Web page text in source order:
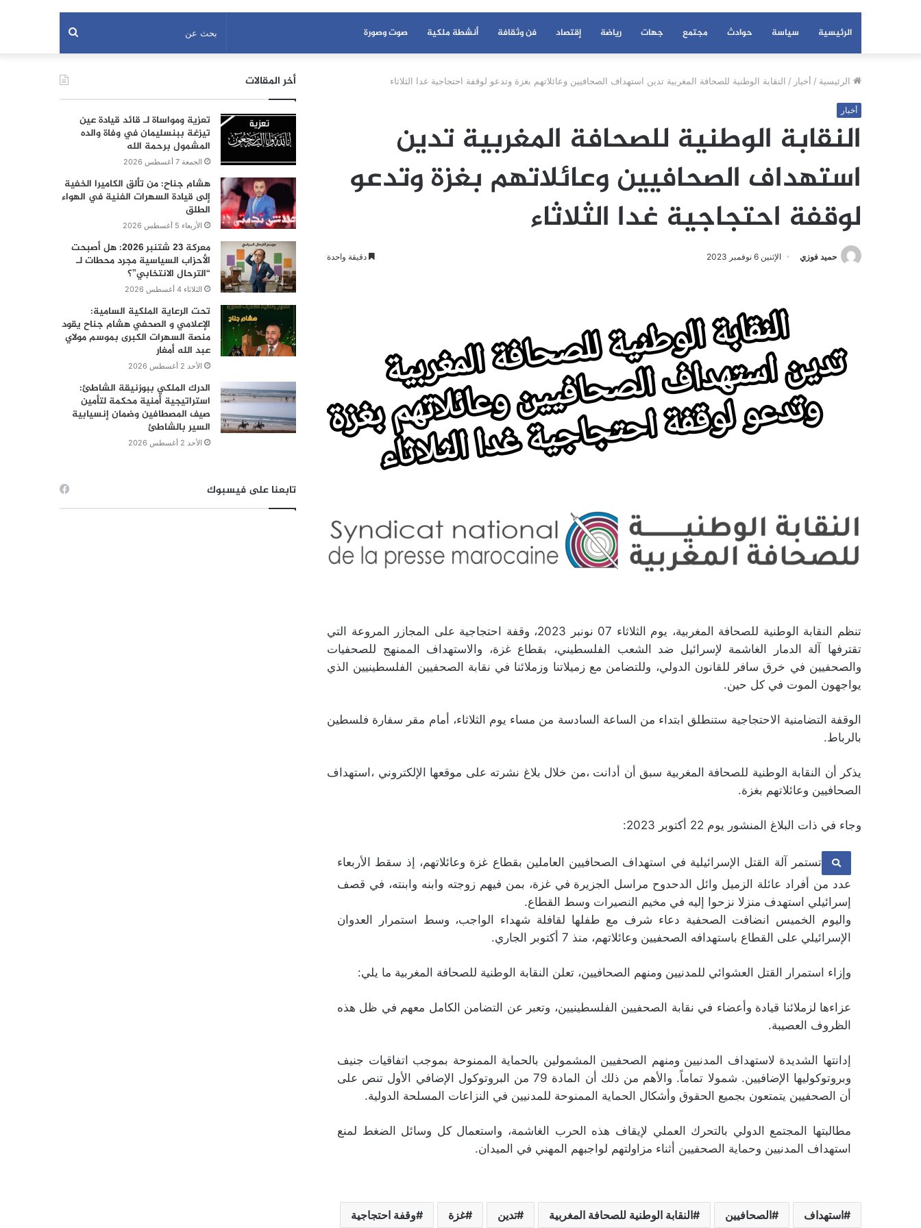
الرئيسية سياسة حوادث مجتمع جهات رياضة إقتصاد فن وثقافة أنشطة ملكية صوت وصورة بحث
عن
الرئيسية / أخبار / النقابة الوطنية للصحافة المغربية تدين استهداف الصحافيين وعائلاتهم بغزة وتدعو لوقفة احتجاجية غدا الثلاثاء
أخبار
النقابة الوطنية للصحافة المغربية تدين
استهداف الصحافيين وعائلاتهم بغزة وتدعو
لوقفة احتجاجية غدا الثلاثاء
حميد فوزي الإثنين 6 نوفمبر 2023 دقيقة واحدة
تنظم النقابة الوطنية للصحافة المغربية، يوم الثلاثاء 07 نونبر 2023، وقفة احتجاجية على المجازر المروعة التي
تقترفها آلة الدمار الغاشمة لإسرائيل ضد الشعب الفلسطيني، بقطاع غزة، والاستهداف الممنهج للصحفيات
والصحفيين في خرق سافر للقانون الدولي، وللتضامن مع زميلاتنا وزملائنا في نقابة الصحفيين الفلسطينيين الذي
يواجهون الموت في كل حين.
الوقفة التضامنية الاحتجاجية ستنطلق ابتداء من الساعة السادسة من مساء يوم الثلاثاء، أمام مقر سفارة فلسطين
بالرباط.
يذكر أن النقابة الوطنية للصحافة المغربية سبق أن أدانت ،من خلال بلاغ نشرته على موقعها الإلكتروني ،استهداف
الصحافيين وعائلاتهم بغزة.
وجاء في ذات البلاغ المنشور يوم 22 أكتوبر 2023:
تستمر آلة القتل الإسرائيلية في استهداف الصحافيين العاملين بقطاع غزة وعائلاتهم، إذ سقط الأربعاء
عدد من أفراد عائلة الزميل وائل الدحدوح مراسل الجزيرة في غزة، بمن فيهم زوجته وابنه وابنته، في قصف
إسرائيلي استهدف منزلا نزحوا إليه في مخيم النصيرات وسط القطاع.
واليوم الخميس انضافت الصحفية دعاء شرف مع طفلها لقافلة شهداء الواجب، وسط استمرار العدوان
الإسرائيلي على القطاع باستهدافه الصحفيين وعائلاتهم، منذ 7 أكتوبر الجاري.
وإزاء استمرار القتل العشوائي للمدنيين ومنهم الصحافيين، تعلن النقابة الوطنية للصحافة المغربية ما يلي:
عزاءها لزملائنا قيادة وأعضاء في نقابة الصحفيين الفلسطينيين، وتعبر عن التضامن الكامل معهم في ظل هذه
الظروف العصيبة.
إدانتها الشديدة لاستهداف المدنيين ومنهم الصحفيين المشمولين بالحماية الممنوحة بموجب اتفاقيات جنيف
وبروتوكوليها الإضافيين. شمولا تماماً. والأهم من ذلك أن المادة 79 من البروتوكول الإضافي الأول تنص على
أن الصحفيين يتمتعون بجميع الحقوق وأشكال الحماية الممنوحة للمدنيين في النزاعات المسلحة الدولية.
مطالبتها المجتمع الدولي بالتحرك العملي لإيقاف هذه الحرب الغاشمة، واستعمال كل وسائل الضغط لمنع
استهداف المدنيين وحماية الصحفيين أثناء مزاولتهم لواجبهم المهني في الميدان.
استهداف الصحافيين النقابة الوطنية للصحافة المغربية تدين غزة وقفة احتجاجية
أخر المقالات
تعزية ومواساة لـ قائد قيادة عين
تيزغة ببنسليمان في وفاة والده
المشمول برحمة الله
الجمعة 7 أغسطس 2026
هشام جناح: من تألق الكاميرا الخفية
إلى قيادة السهرات الفنية في الهواء
الطلق
الأربعاء 5 أغسطس 2026
معركة 23 شتنبر 2026: هل أصبحت
الأحزاب السياسية مجرد محطات لـ
“الترحال الانتخابي”؟
الثلاثاء 4 أغسطس 2026
تحت الرعاية الملكية السامية:
الإعلامي و الصحفي هشام جناح يقود
منصة السهرات الكبرى بموسم مولاي
عبد الله أمغار
الأحد 2 أغسطس 2026
الدرك الملكي ببوزنيقة الشاطئ:
استراتيجية أمنية محكمة لتأمين
صيف المصطافين وضمان إنسيابية
السير بالشاطئ
الأحد 2 أغسطس 2026
تابعنا على فيسبوك